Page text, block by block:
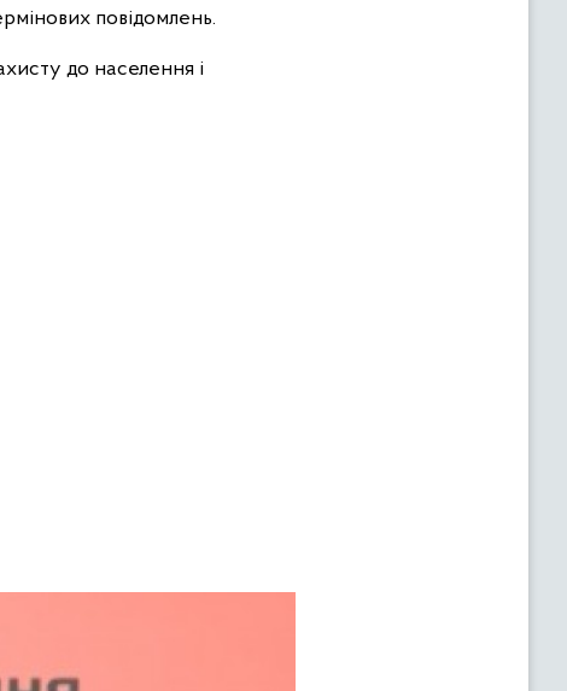
повідомлень.
до населення і